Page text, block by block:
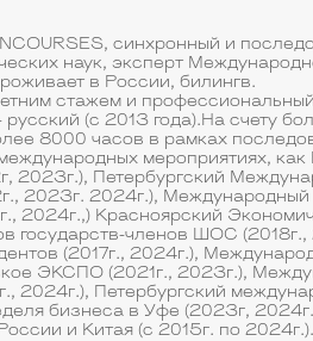
синхронный и
наук, эксперт
в России, билингв.
стажем и
(с 2013 года).На счету
8000 часов в рамках
мероприятиях,
2023г.), Петербургский
2023г. 2024г.),
2024г.,) Красноярский
государств-членов ШОС
(2017г., 2024г.),
ЭКСПО (2021г., 2023г.),
2024г.), Петербургский
бизнеса в Уфе (2023г,
и Китая (с 2015г. по 2024г.).